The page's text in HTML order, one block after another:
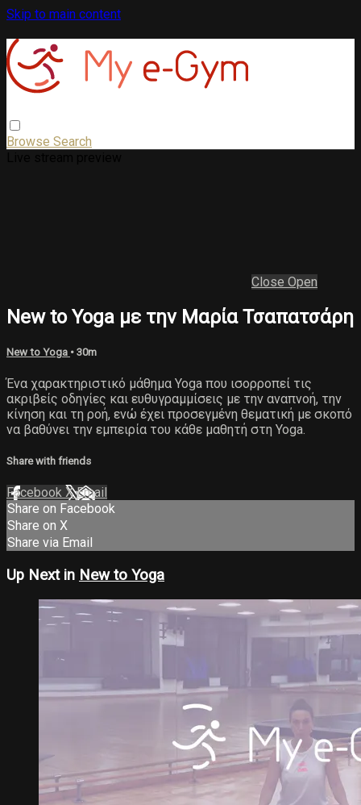
Skip to main content
Browse Search
Close Open
New to Yoga με την Μαρία Τσαπατσάρη
New to Yoga • 30m
Ένα χαρακτηριστικό μάθημα Yoga που ισορροπεί τις
ακριβείς οδηγίες και ευθυγραμμίσεις με την αναπνοή, την
κίνηση και τη ροή, ενώ έχει προσεγμένη θεματική με σκοπό
να βαθύνει την εμπειρία του κάθε μαθητή στη Yoga.
Share with friends
Facebook XEmail
Share on Facebook
Share on X
Share via Email
Up Next in New to Yoga